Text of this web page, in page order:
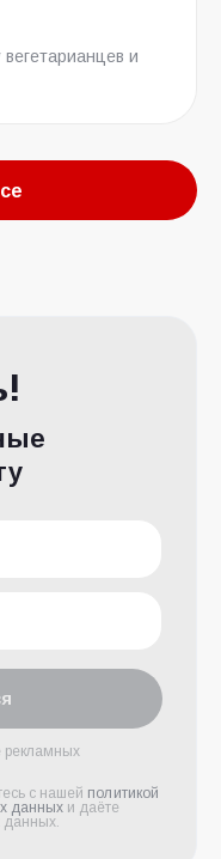
и
рекламных
с нашей политикой
данных и даёте
данных.